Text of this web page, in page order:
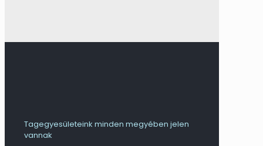
Tagegyesületeink minden megyében jelen
vannak